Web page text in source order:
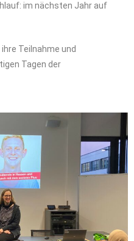
im nächsten Jahr auf
Teilnahme und
Tagen der